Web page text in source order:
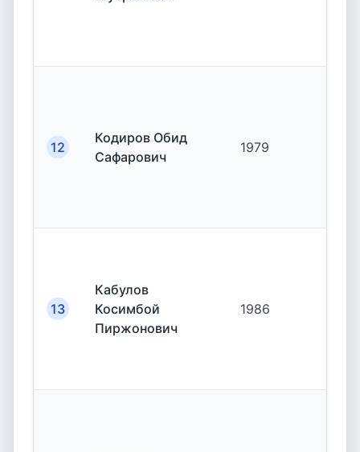
12
Кодиров Обид
Сафарович
1979
13
Кабулов
Косимбой
Пиржонович
1986